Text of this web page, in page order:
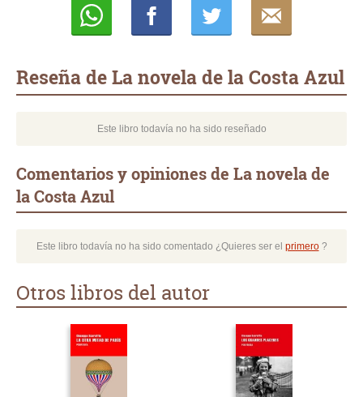
Reseña de La novela de la Costa Azul
Este libro todavía no ha sido reseñado
Comentarios y opiniones de La novela de
la Costa Azul
Este libro todavía no ha sido comentado ¿Quieres ser el primero?
Otros libros del autor